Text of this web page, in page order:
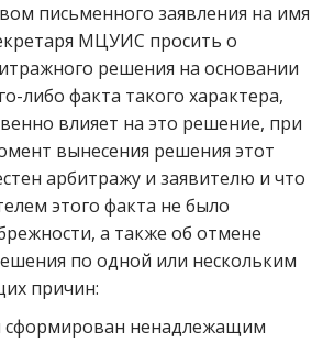
письменного заявления на имя
МЦУИС просить о
решения на основании
либо факта такого характера,
влияет на это решение, при
вынесения решения этот
арбитражу и заявителю и что
этого факта не было
а также об отмене
по одной или нескольким
причин:
сформирован ненадлежащим